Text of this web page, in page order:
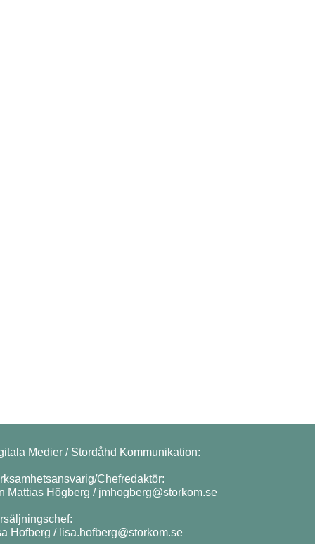
Medier / Stordåhd Kommunikation:
Chefredaktör:
Mattias Högberg / jmhogberg@storkom.se
Hofberg / lisa.hofberg@storkom.se